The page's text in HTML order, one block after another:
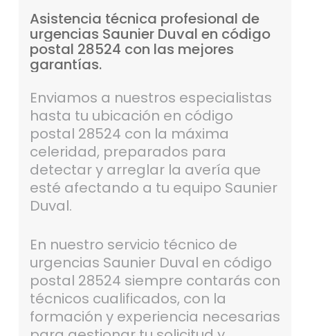
Asistencia técnica profesional de
urgencias Saunier Duval en código
postal 28524 con las mejores
garantías.
Enviamos a nuestros especialistas
hasta tu ubicación en código
postal 28524 con la máxima
celeridad, preparados para
detectar y arreglar la avería que
esté afectando a tu equipo Saunier
Duval.
En nuestro servicio técnico de
urgencias Saunier Duval en código
postal 28524 siempre contarás con
técnicos cualificados, con la
formación y experiencia necesarias